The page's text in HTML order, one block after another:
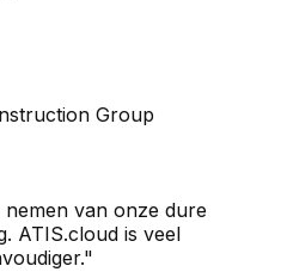
Group
van onze dure
ATIS.cloud is veel
"